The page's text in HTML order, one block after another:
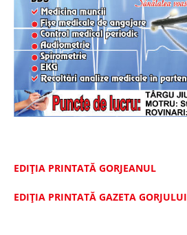
EDIȚIA PRINTATĂ GORJEANUL
EDIŢIA PRINTATĂ GAZETA GORJULUI